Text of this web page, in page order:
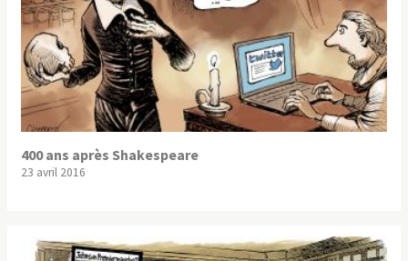
400 ans après Shakespeare
23 avril 2016